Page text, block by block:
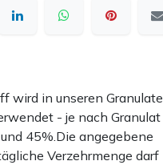
wird in unseren
- je nach Granulat
45%.Die angegebene
Verzehrmenge